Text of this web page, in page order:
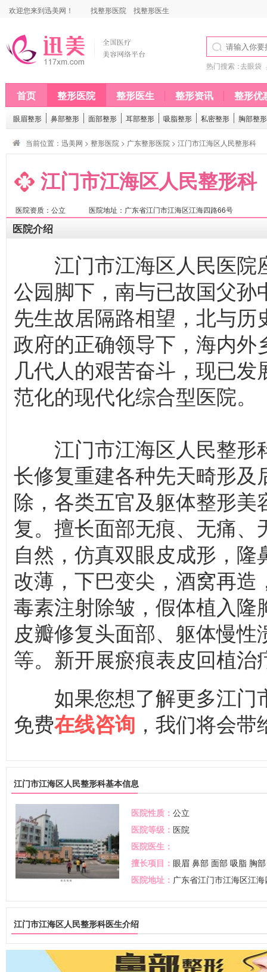
欢迎您来到迅美网！ 找整形医院 找整形医生
热门搜索：去眼袋
首页 整形医院 整形医生 整形资讯 整形优
眼眉整形 鼻部整形 面部整形 耳部整形 吸脂整形 私密整形 胸部整形
当前位置： 迅美网 > 整形医院 > 广东整形医院 > 江门市江海区人民整形科
江门市江海区人民整形科
医院资质：公立 医院地址：广东省江门市江海区江海四路66号
医院介绍
江门市江海区人民医院
公园脚下，南与已故国父
先生故居隔路相望，北与
政府的正确领导下，海内
几代人的艰苦奋斗，现已
范化的现代化综合型医院。
江门市江海区人民整形
长修复重建各种先天畸形
除，各类五官及躯体整形
复。擅长面部无痕、无痛
自然，仿真双眼皮成形，
改薄，下巴变尖，酒窝再
毒素注射除皱，假体植入
皮瓣修复头面部、躯体慢
等。新开展瘀痕表皮回植治
如果您想了解更多江门
免费在线咨询 ，我们将会
江门市江海区人民整形科基本信息
医院性质： 公立
医院等级： 医院
医院医生：
擅长项目： 眼眉 鼻部 面部 吸脂 胸部
医院地址： 广东省江门市江海区江
江门市江海区人民整形科医生介绍